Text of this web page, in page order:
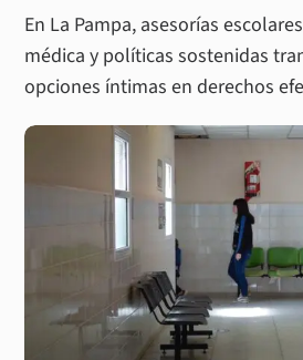
En La Pampa, asesorías
médica y políticas sostenidas
opciones íntimas en derechos